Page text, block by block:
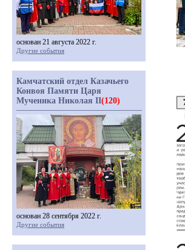
основан 21 августа 2022 г.
Другие события
Камчатский отдел Казачьего
Конвоя Памяти Царя
Мученика Николая II(120)
основан 28 сентября 2022 г.
Другие события